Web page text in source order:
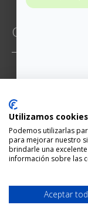
CONTACTO
Utilizamos cookies
Podemos utilizarlas
para mejorar nuestro
brindarle una
información sobre las
Aceptar